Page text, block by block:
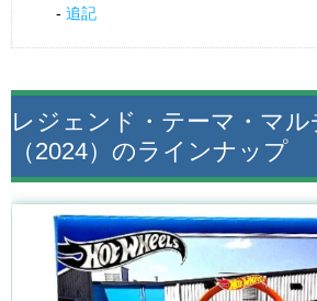
追記
レジェンド・テーマ・マル
（2024）のラインナップ